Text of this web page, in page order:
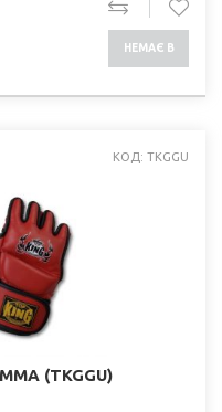
НЕМАЄ В
КОД: TKGGU
(TKGGU)